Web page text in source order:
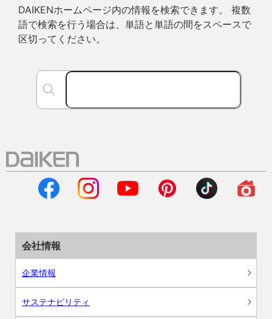
DAIKENホームページ内の情報を検索できます。 複数
語で検索を行う場合は、単語と単語の間をスペースで
区切ってください。
会社情報
企業情報
サステナビリティ